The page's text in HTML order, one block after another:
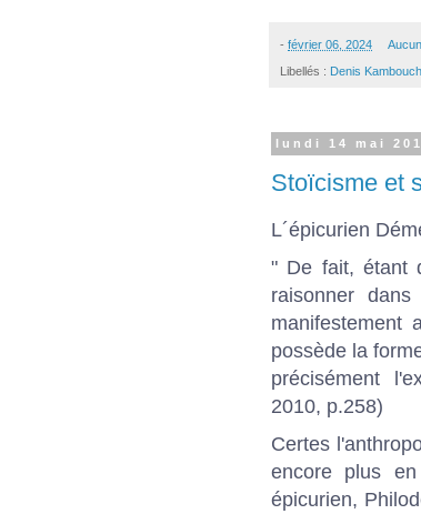
- février 06, 2024
Libellés : Denis
lundi 14 mai
Stoïcisme et
L´épicurien
" De fait, étant
raisonner
manifestement
possède la
précisément
2010, p.258)
Certes
encore plus
épicurien,